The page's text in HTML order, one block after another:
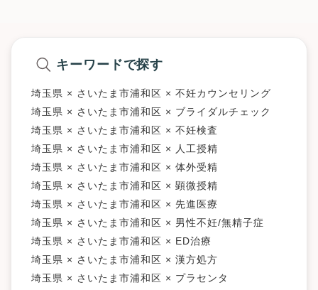
キーワードで探す
埼玉県 × さいたま市浦和区 × 不妊カウンセリング
埼玉県 × さいたま市浦和区 × ブライダルチェック
埼玉県 × さいたま市浦和区 × 不妊検査
埼玉県 × さいたま市浦和区 × 人工授精
埼玉県 × さいたま市浦和区 × 体外受精
埼玉県 × さいたま市浦和区 × 顕微授精
埼玉県 × さいたま市浦和区 × 先進医療
埼玉県 × さいたま市浦和区 × 男性不妊/無精子症
埼玉県 × さいたま市浦和区 × ED治療
埼玉県 × さいたま市浦和区 × 漢方処方
埼玉県 × さいたま市浦和区 × プラセンタ